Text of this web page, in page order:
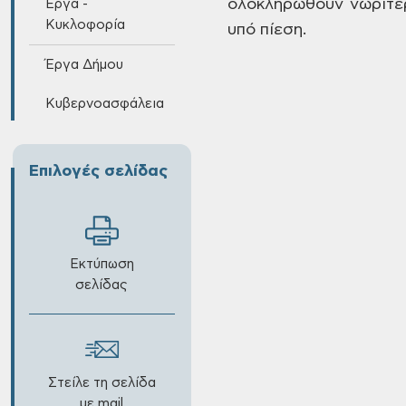
Έργα -
Κυκλοφορία
Έργα Δήμου
Κυβερνοασφάλεια
Επιλογές σελίδας
Εκτύπωση
σελίδας
Στείλε τη σελίδα
ολοκληρωθούν
υπό πίεση.